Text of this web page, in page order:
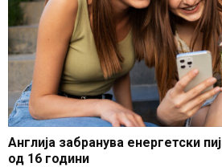
Англија забранува енергетски
од 16 години